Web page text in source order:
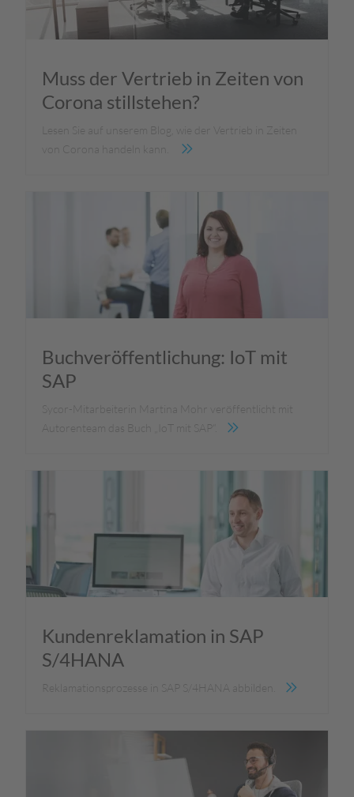
Muss der Vertrieb in Zeiten von
Corona stillstehen?
Lesen Sie auf unserem Blog, wie der Vertrieb in Zeiten
von Corona handeln kann.
Buchveröffentlichung: IoT mit
SAP
Sycor-Mitarbeiterin Martina Mohr veröffentlicht mit
Autorenteam das Buch „IoT mit SAP“.
Kundenreklamation in SAP
S/4HANA
Reklamationsprozesse in SAP S/4HANA abbilden.